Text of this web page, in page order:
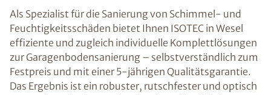
Als Spezialist für die Sanierung von Schimmel- und
Feuchtigkeitsschäden bietet Ihnen ISOTEC in Wesel
effiziente und zugleich individuelle Komplettlösungen
zur Garagenbodensanierung – selbstverständlich zum
Festpreis und mit einer 5-jährigen Qualitätsgarantie.
Das Ergebnis ist ein robuster, rutschfester und optisch